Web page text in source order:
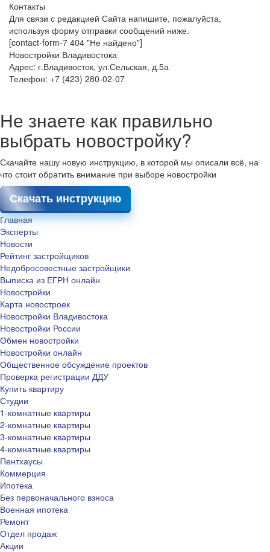
Контакты
Для связи с редакцией Сайта напишите, пожалуйста,
используя форму отправки сообщений ниже.
[contact-form-7 404 "Не найдено"]
Новостройки Владивостока
Адрес: г.Владивосток, ул.Сельская, д.5а
Телефон: +7 (423) 280-02-07
Не знаете как правильно
выбрать новостройку?
Скачайте нашу новую инструкцию, в которой мы описали всё, на
что стоит обратить внимание при выборе новостройки
Скачать инструкцию
Главная
Эксперты
Новости
Рейтинг застройщиков
Недобросовестные застройщики
Выписка из ЕГРН онлайн
Новостройки
Карта новостроек
Новостройки Владивостока
Новостройки России
Обмен новостройки
Новостройки онлайн
Общественное обсуждение проектов
Проверка регистрации ДДУ
Купить квартиру
Студии
1-комнатные квартиры
2-комнатные квартиры
3-комнатные квартиры
4-комнатные квартиры
Пентхаусы
Коммерция
Ипотека
Без первоначального взноса
Военная ипотека
Ремонт
Отдел продаж
Акции